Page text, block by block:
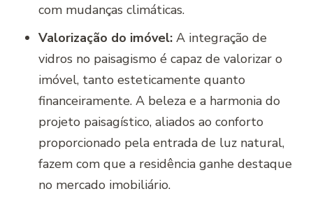
com mudanças climáticas.
Valorização do imóvel: A integração de
vidros no paisagismo é capaz de valorizar o
imóvel, tanto esteticamente quanto
financeiramente. A beleza e a harmonia do
projeto paisagístico, aliados ao conforto
proporcionado pela entrada de luz natural,
fazem com que a residência ganhe destaque
no mercado imobiliário.